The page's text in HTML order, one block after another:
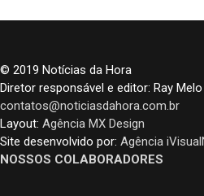
© 2019 Notícias da Hora
Diretor responsável e editor: Ray Melo
contatos@noticiasdahora.com.br
Layout: Agência MX Design
Site desenvolvido por: Agência
NOSSOS COLABORADORES